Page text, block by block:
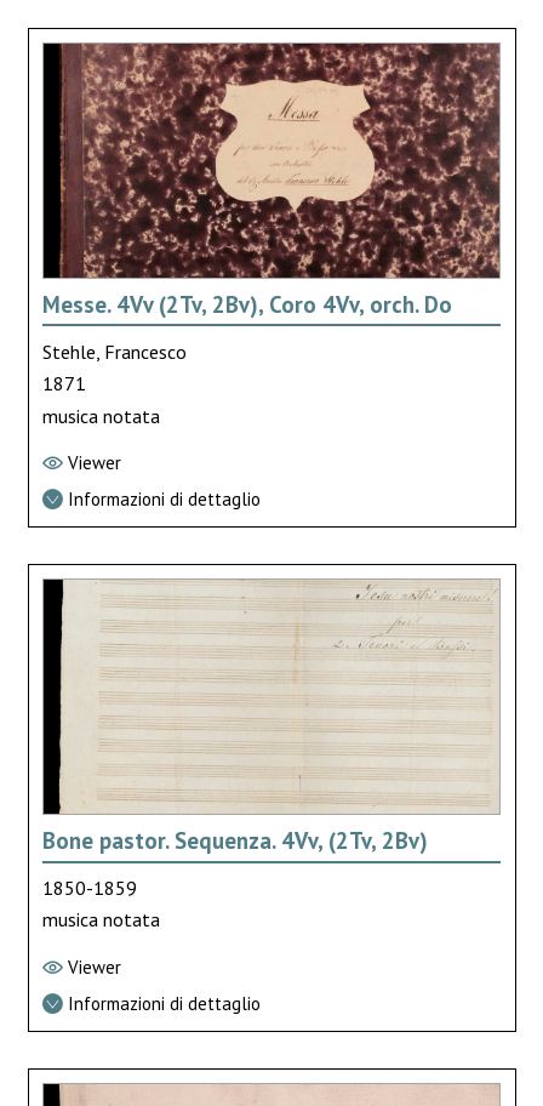
Messe. 4Vv (2Tv, 2Bv), Coro 4Vv, orch. Do
Stehle, Francesco
1871
musica notata
Viewer
Informazioni di dettaglio
Bone pastor. Sequenza. 4Vv, (2Tv, 2Bv)
1850-1859
musica notata
Viewer
Informazioni di dettaglio